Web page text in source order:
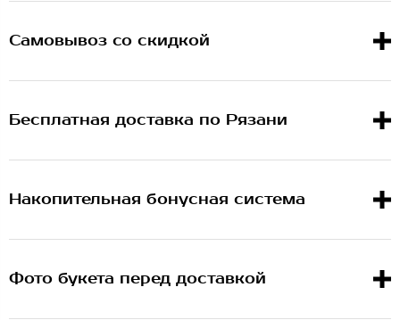
Самовывоз со скидкой
Бесплатная доставка по Рязани
Накопительная бонусная система
Фото букета перед доставкой